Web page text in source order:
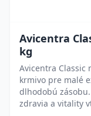
Avicentra
kg
Avicentra Classic
krmivo pre malé
dlhodobú
zdravia a vitality